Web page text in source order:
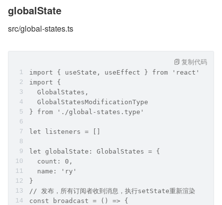
globalState
src/global-states.ts
import { useState, useEffect } from 'react'
import {
  GlobalStates,
  GlobalStatesModificationType
} from './global-states.type'
let listeners = []
let globalState: GlobalStates = {
  count: 0,
  name: 'ry'
}
// 发布，所有订阅者收到消息，执行setState重新渲染
const broadcast = () => {
复制代码